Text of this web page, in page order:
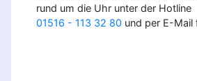
rund um die Uhr unter der Hotline
01516 - 113 32 80 und per E-Mail